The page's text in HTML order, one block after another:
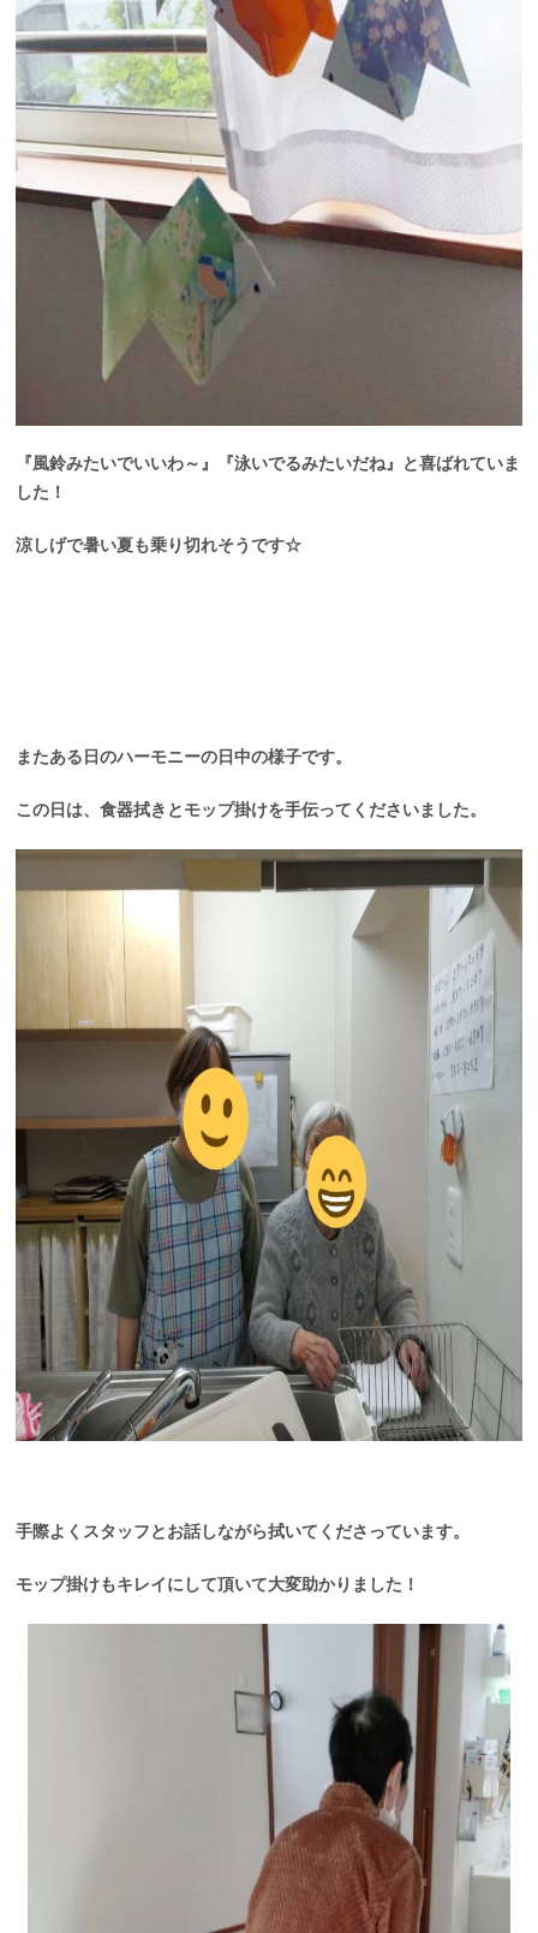
『風鈴みたいでいいわ～』『泳いでるみたいだね』と喜ばれていま
した！
涼しげで暑い夏も乗り切れそうです☆
またある日のハーモニーの日中の様子です。
この日は、食器拭きとモップ掛けを手伝ってくださいました。
手際よくスタッフとお話しながら拭いてくださっています。
モップ掛けもキレイにして頂いて大変助かりました！